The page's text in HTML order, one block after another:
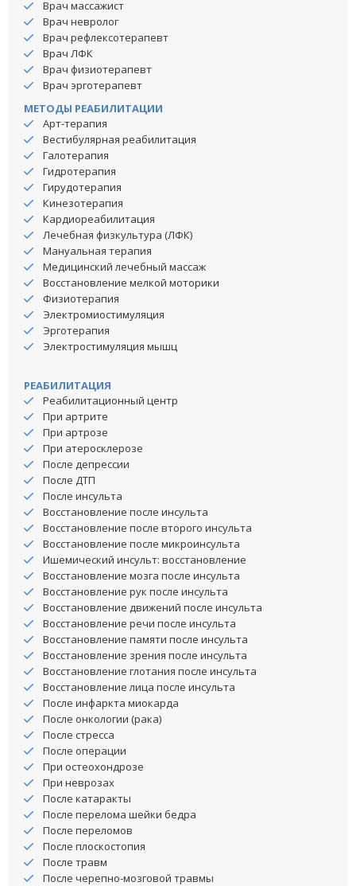
Врач массажист
Врач невролог
Врач рефлексотерапевт
Врач ЛФК
Врач физиотерапевт
Врач эрготерапевт
МЕТОДЫ РЕАБИЛИТАЦИИ
Арт-терапия
Вестибулярная реабилитация
Галотерапия
Гидротерапия
Гирудотерапия
Кинезотерапия
Кардиореабилитация
Лечебная физкультура (ЛФК)
Мануальная терапия
Медицинский лечебный массаж
Восстановление мелкой моторики
Физиотерапия
Электромиостимуляция
Эрготерапия
Электростимуляция мышц
РЕАБИЛИТАЦИЯ
Реабилитационный центр
При артрите
При артрозе
При атеросклерозе
После депрессии
После ДТП
После инсульта
Восстановление после инсульта
Восстановление после второго инсульта
Восстановление после микроинсульта
Ишемический инсульт: восстановление
Восстановление мозга после инсульта
Восстановление рук после инсульта
Восстановление движений после инсульта
Восстановление речи после инсульта
Восстановление памяти после инсульта
Восстановление зрения после инсульта
Восстановление глотания после инсульта
Восстановление лица после инсульта
После инфаркта миокарда
После онкологии (рака)
После стресса
После операции
При остеохондрозе
При неврозах
После катаракты
После перелома шейки бедра
После переломов
После плоскостопия
После травм
После черепно-мозговой травмы